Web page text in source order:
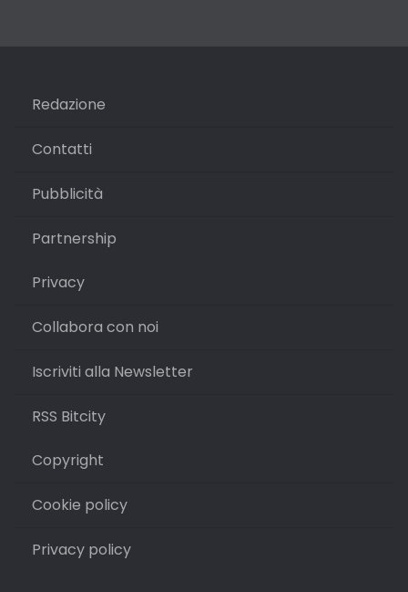
Redazione
Contatti
Pubblicità
Partnership
Privacy
Collabora con noi
Iscriviti alla Newsletter
RSS Bitcity
Copyright
Cookie policy
Privacy policy